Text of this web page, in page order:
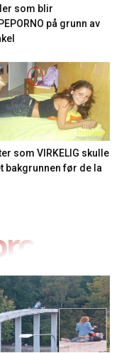
som blir
på grunn av
som VIRKELIG skulle
bakgrunnen før de la